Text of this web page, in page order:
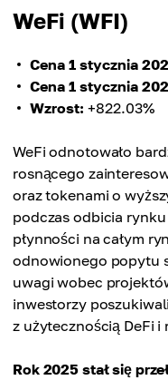
WeFi (WFI)
Cena 1 stycznia
Cena 1 stycznia
Wzrost: +822.03%
WeFi odnotowało
rosnącego
oraz tokenami o
podczas odbicia
płynności na całym
odnowionego popytu
uwagi wobec
inwestorzy
z użytecznością DeFi
Rok 2025 stał się